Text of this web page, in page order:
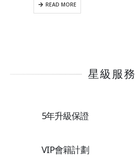
READ MORE
星級服務
5年升級保證
VIP會籍計劃